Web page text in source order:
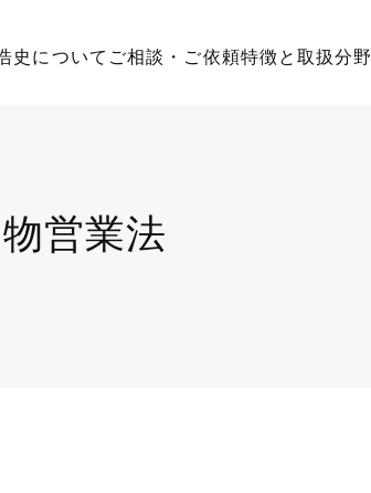
史について ご相談・ご依頼特徴と取扱分野
営業法